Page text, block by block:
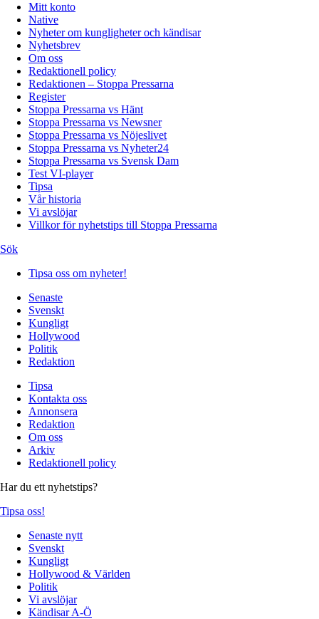
Mitt konto
Native
Nyheter om kungligheter och kändisar
Nyhetsbrev
Om oss
Redaktionell policy
Redaktionen – Stoppa Pressarna
Register
Stoppa Pressarna vs Hänt
Stoppa Pressarna vs Newsner
Stoppa Pressarna vs Nöjeslivet
Stoppa Pressarna vs Nyheter24
Stoppa Pressarna vs Svensk Dam
Test VI-player
Tipsa
Vår historia
Vi avslöjar
Villkor för nyhetstips till Stoppa Pressarna
Sök
Tipsa oss om nyheter!
Senaste
Svenskt
Kungligt
Hollywood
Politik
Redaktion
Tipsa
Kontakta oss
Annonsera
Redaktion
Om oss
Arkiv
Redaktionell policy
Har du ett nyhetstips?
Tipsa oss!
Senaste nytt
Svenskt
Kungligt
Hollywood & Världen
Politik
Vi avslöjar
Kändisar A-Ö